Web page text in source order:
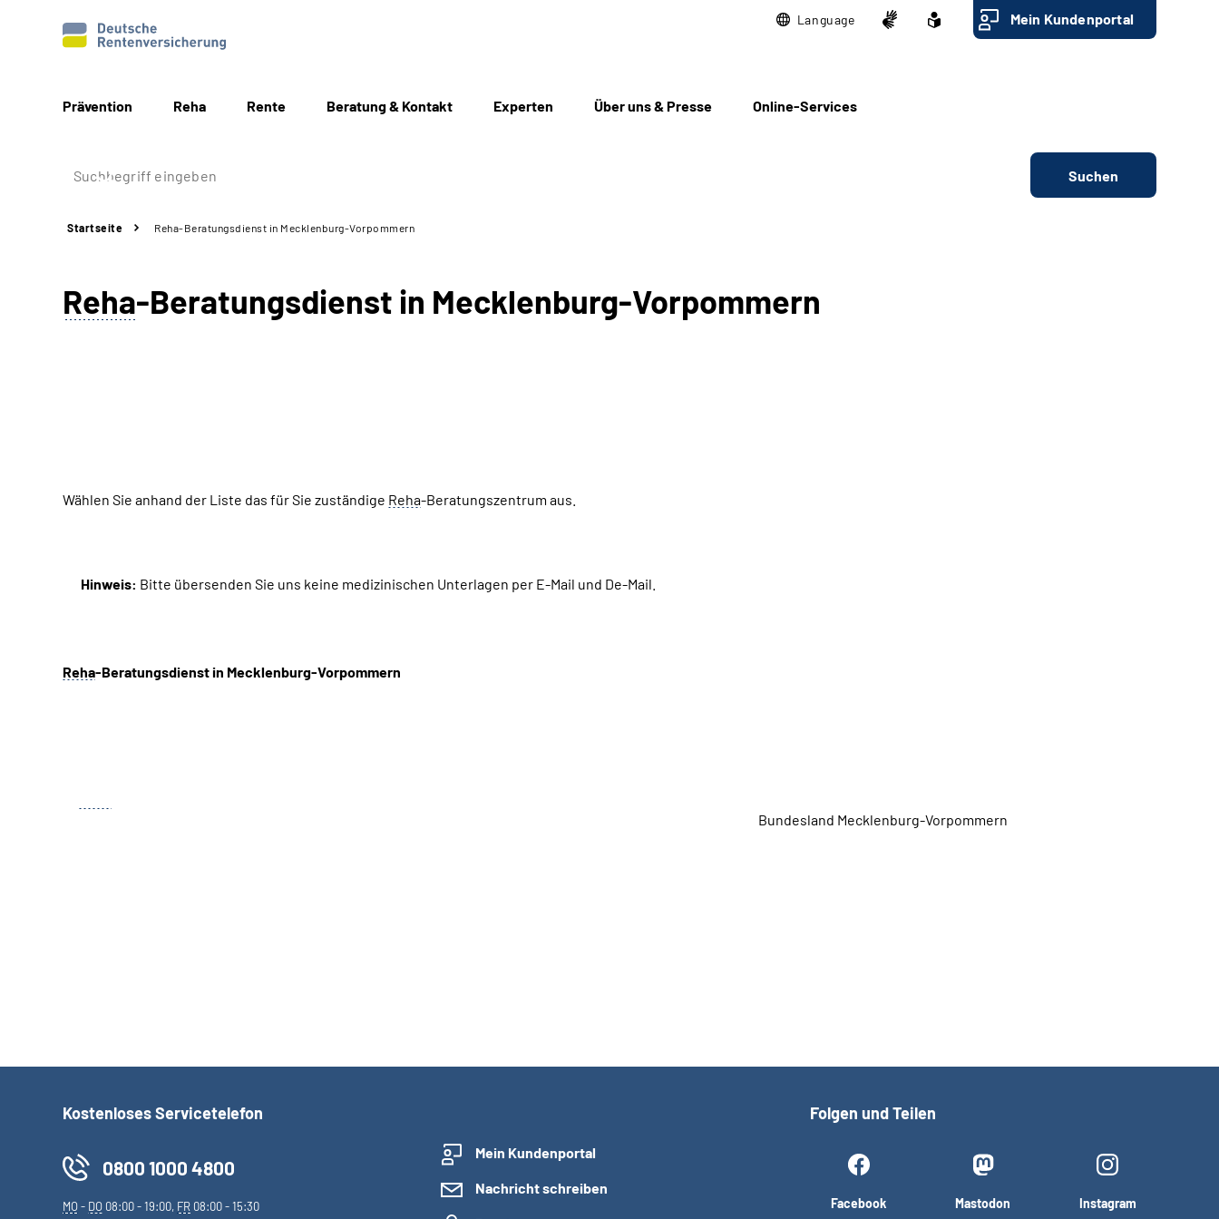
Language Mein Kundenportal
Prävention Reha Rente Beratung & Kontakt Experten Über uns & Presse Online-Services
Suchen
Startseite Reha-Beratungsdienst in Mecklenburg-Vorpommern
Reha-Beratungsdienst in Mecklenburg-Vorpommern
Wählen Sie anhand der Liste das für Sie zuständige Reha-Beratungszentrum aus.
Hinweis: Bitte übersenden Sie uns keine medizinischen Unterlagen per E-Mail und De-Mail.
Reha-Beratungsdienst in Mecklenburg-Vorpommern
Bundesland Mecklenburg-Vorpommern
Kostenloses Servicetelefon
0800 1000 4800
MO- DO 08:00 - 19:00, FR 08:00 - 15:30
Mein Kundenportal
Nachricht schreiben
Folgen und Teilen
Facebook Mastodon Instagram